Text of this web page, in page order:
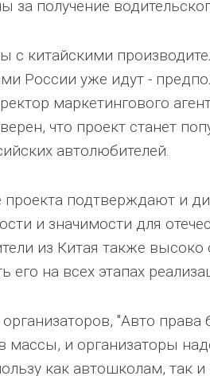
за получение
с китайскими
России уже идут -
маркетингового
что проект станет
автолюбителей.
подтверждают и
и значимости для
из Китая также
его на всех этапах
"Авто права
массы, и организаторы
как автошколам, так